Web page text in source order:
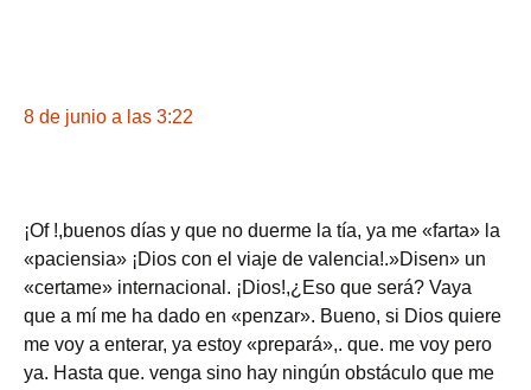
8 de junio a las 3:22
¡Of !,buenos días y que no duerme la tía, ya me «farta» la
«paciensia» ¡Dios con el viaje de valencia!.»Disen» un
«certame» internacional. ¡Dios!,¿Eso que será? Vaya
que a mí me ha dado en «penzar». Bueno, si Dios quiere
me voy a enterar, ya estoy «prepará»,. que. me voy pero
ya. Hasta que. venga sino hay ningún obstáculo que me